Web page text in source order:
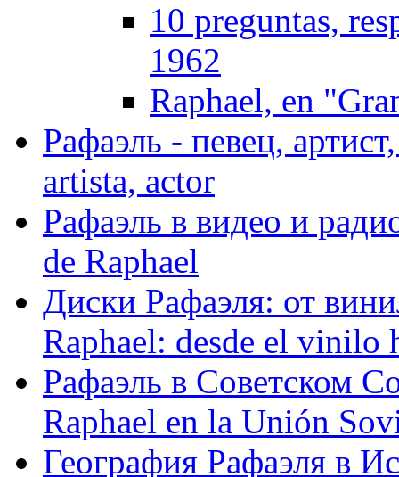
10 preguntas,
1962
Raphael, en
Рафаэль - певец,
artista, actor
Рафаэль в видео и
de Raphael
Диски Рафаэля: от
Raphael: desde el vinilo
Рафаэль в Советском
Raphael en la Unión
География Рафаэля в